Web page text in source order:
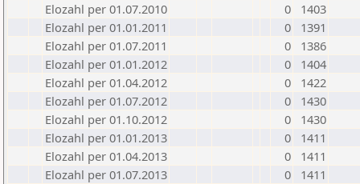
Elozahl per 01.07.2010
0
1403
Elozahl per 01.01.2011
0
1391
Elozahl per 01.07.2011
0
1386
Elozahl per 01.01.2012
0
1404
Elozahl per 01.04.2012
0
1422
Elozahl per 01.07.2012
0
1430
Elozahl per 01.10.2012
0
1430
Elozahl per 01.01.2013
0
1411
Elozahl per 01.04.2013
0
1411
Elozahl per 01.07.2013
0
1411